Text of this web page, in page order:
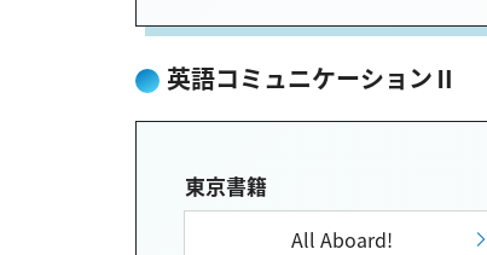
英語コミュニケーションⅡ
東京書籍
All Aboard!